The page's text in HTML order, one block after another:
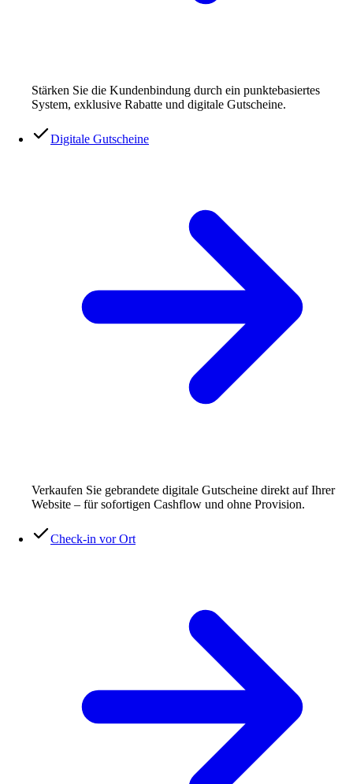
Stärken Sie die Kundenbindung durch ein punktebasiertes
System, exklusive Rabatte und digitale Gutscheine.
Digitale Gutscheine
Verkaufen Sie gebrandete digitale Gutscheine direkt auf Ihrer
Website – für sofortigen Cashflow und ohne Provision.
Check-in vor Ort